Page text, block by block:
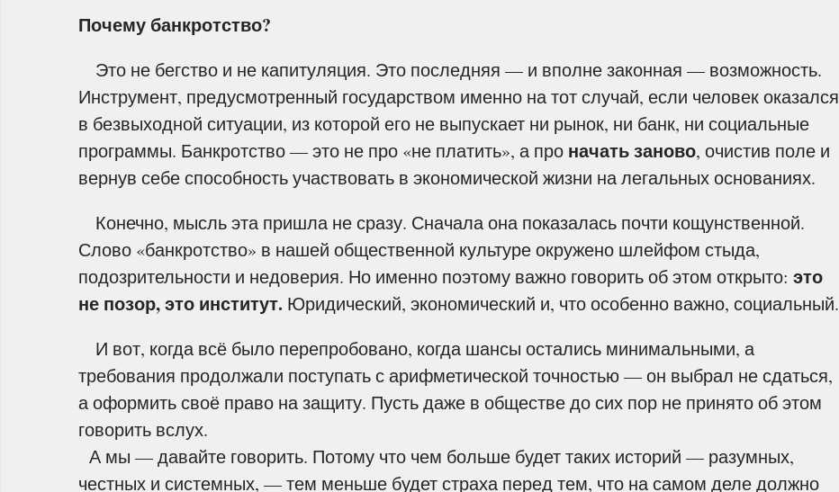
Почему банкротство?
Это не бегство и не капитуляция. Это последняя — и вполне законная — возможность.
Инструмент, предусмотренный государством именно на тот случай, если человек оказался
в безвыходной ситуации, из которой его не выпускает ни рынок, ни банк, ни социальные
программы. Банкротство — это не про «не платить», а про начать заново, очистив поле и
вернув себе способность участвовать в экономической жизни на легальных основаниях.
Конечно, мысль эта пришла не сразу. Сначала она показалась почти кощунственной.
Слово «банкротство» в нашей общественной культуре окружено шлейфом стыда,
подозрительности и недоверия. Но именно поэтому важно говорить об этом открыто: это
не позор, это институт. Юридический, экономический и, что особенно важно, социальный.
И вот, когда всё было перепробовано, когда шансы остались минимальными, а
требования продолжали поступать с арифметической точностью — он выбрал не сдаться,
а оформить своё право на защиту. Пусть даже в обществе до сих пор не принято об этом
говорить вслух.
А мы — давайте говорить. Потому что чем больше будет таких историй — разумных,
честных и системных, — тем меньше будет страха перед тем, что на самом деле должно